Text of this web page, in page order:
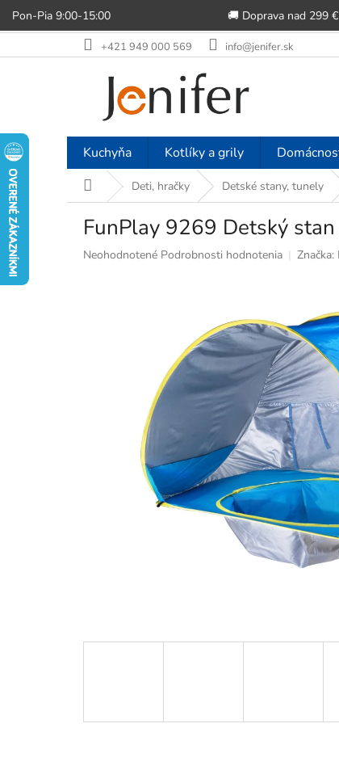
Pon-Pia 9:00-15:00 🚚 Doprava nad 299
na
+421 949 000 569 info@jenifer.sk
Kuchyňa Kotlíky a grily
DomovDeti, hračky Detské stany, tunely
FunPlay 9269 Detský
Priemerné
Neohodnotené Podrobnosti hodnotenia Značka: